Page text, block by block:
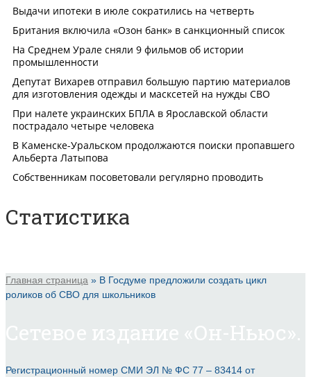
Статистика
Главная страница » В Госдуме предложили создать цикл
роликов об СВО для школьников
Регистрационный номер СМИ ЭЛ № ФС 77 – 83414 от